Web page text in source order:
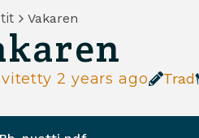
Vakaren
2 years ago Trad